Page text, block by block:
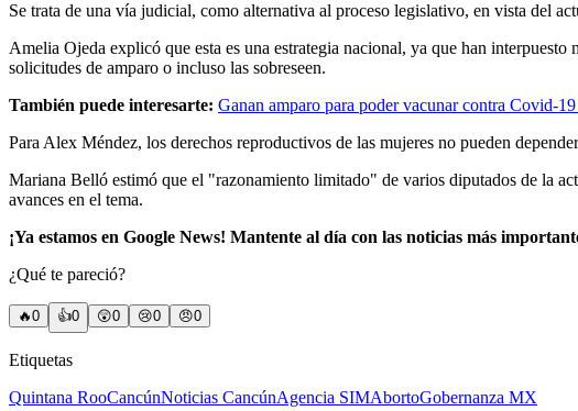
Se trata de una vía judicial, como alternativa al proceso legislativo, en vista del
Amelia Ojeda explicó que esta es una estrategia nacional, ya que han
solicitudes de amparo o incluso las sobreseen.
También puede interesarte: Ganan amparo para poder vacunar contra Covid-
Para Alex Méndez, los derechos reproductivos de las mujeres no pueden
Mariana Belló estimó que el "razonamiento limitado" de varios diputados de la
avances en el tema.
¡Ya estamos en Google News! Mantente al día con las noticias más
¿Qué te pareció?
🔥0 👍0 😲0 😢0 😠0
Etiquetas
Quintana RooCancúnNoticias CancúnAgencia SIMAbortoGobernanza MX